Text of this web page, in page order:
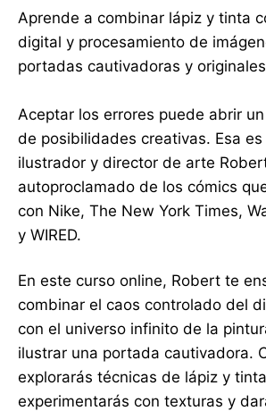
Aprende a combinar lápiz y tinta
digital y procesamiento de
portadas cautivadoras y originales
Aceptar los errores puede abrir
de posibilidades creativas. Esa
ilustrador y director de arte
autoproclamado de los cómics
con Nike, The New York Times,
y WIRED.
En este curso online, Robert te
combinar el caos controlado del
con el universo infinito de la
ilustrar una portada cautivadora.
explorarás técnicas de lápiz y
experimentarás con texturas y